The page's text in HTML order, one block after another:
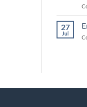
27
Jul